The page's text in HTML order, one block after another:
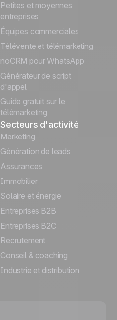
Petites et moyennes
entreprises
Équipes commerciales
Télévente et télémarketing
noCRM pour WhatsApp
Générateur de script
d'appel
Guide gratuit sur le
télémarketing
Secteurs d'activité
Marketing
Génération de leads
Assurances
Immobilier
Solaire et énergie
Entreprises B2B
Entreprises B2C
Recrutement
Conseil & coaching
Industrie et distribution